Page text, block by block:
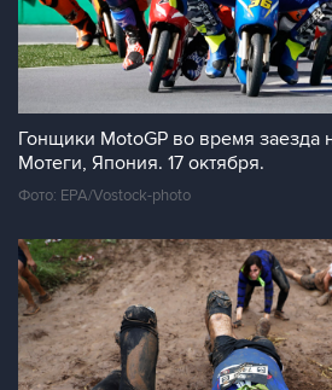
Гонщики MotoGP во время заезда
Мотеги, Япония. 17 октября.
Фото: EPA/Vostock-photo